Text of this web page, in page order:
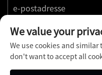
We value your
We use cookies and similar
don't want to accept all